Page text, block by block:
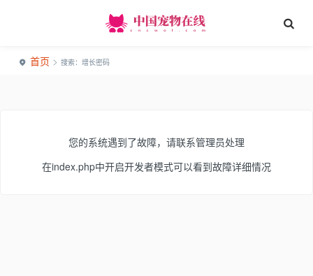
首页 > 搜索：增长密码
您的系统遇到了故障，请联系管理员处理
在index.php中开启开发者模式可以看到故障详细情况